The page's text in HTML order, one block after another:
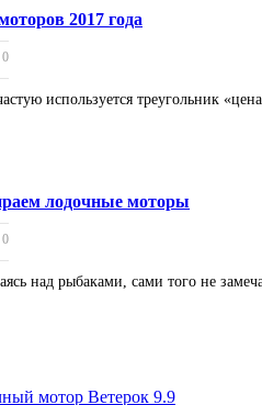
2017 года
0
используется треугольник
лодочные моторы
0
над рыбаками, сами